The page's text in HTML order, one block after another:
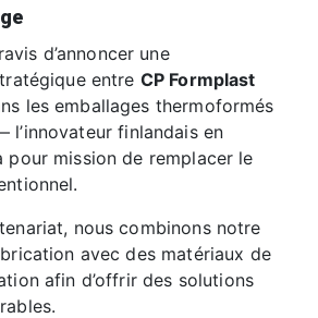
d’annoncer une
entre CP Formplast
les emballages thermoformés
finlandais en
pour mission de remplacer le
nous combinons notre
avec des matériaux de
afin d’offrir des solutions